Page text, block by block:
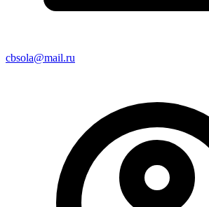
cbsola@mail.ru